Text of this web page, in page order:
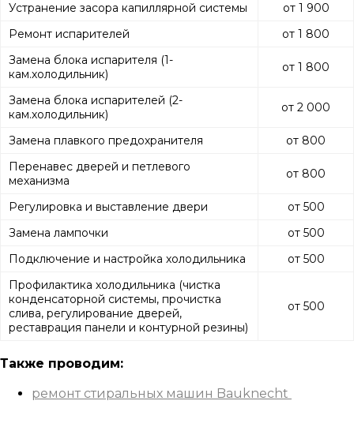
Устранение засора капиллярной системы
от 1 900
Ремонт испарителей
от 1 800
Замена блока испарителя (1-
кам.холодильник)
от 1 800
Замена блока испарителей (2-
кам.холодильник)
от 2 000
Замена плавкого предохранителя
от 800
Перенавес дверей и петлевого
механизма
от 800
Регулировка и выставление двери
от 500
Замена лампочки
от 500
Подключение и настройка холодильника
от 500
Профилактика холодильника (чистка
конденсаторной системы, прочистка
слива, регулирование дверей,
реставрация панели и контурной резины)
от 500
Также проводим:
ремонт стиральных машин Bauknecht